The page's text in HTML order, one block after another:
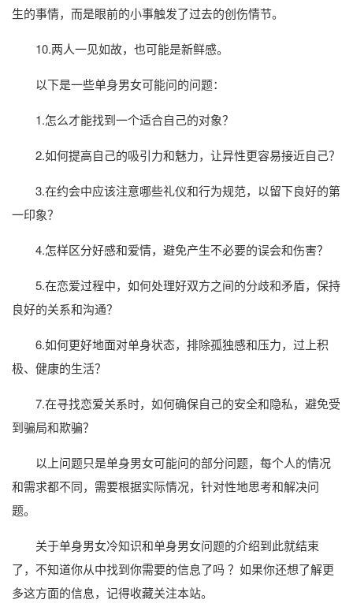
生的事情，而是眼前的小事触发了过去的创伤情节。
10.两人一见如故，也可能是新鲜感。
以下是一些单身男女可能问的问题：
1.怎么才能找到一个适合自己的对象？
2.如何提高自己的吸引力和魅力，让异性更容易接近自己？
3.在约会中应该注意哪些礼仪和行为规范，以留下良好的第
一印象？
4.怎样区分好感和爱情，避免产生不必要的误会和伤害？
5.在恋爱过程中，如何处理好双方之间的分歧和矛盾，保持
良好的关系和沟通？
6.如何更好地面对单身状态，排除孤独感和压力，过上积
极、健康的生活？
7.在寻找恋爱关系时，如何确保自己的安全和隐私，避免受
到骗局和欺骗？
以上问题只是单身男女可能问的部分问题，每个人的情况
和需求都不同，需要根据实际情况，针对性地思考和解决问
题。
关于单身男女冷知识和单身男女问题的介绍到此就结束
了，不知道你从中找到你需要的信息了吗 ？如果你还想了解更
多这方面的信息，记得收藏关注本站。